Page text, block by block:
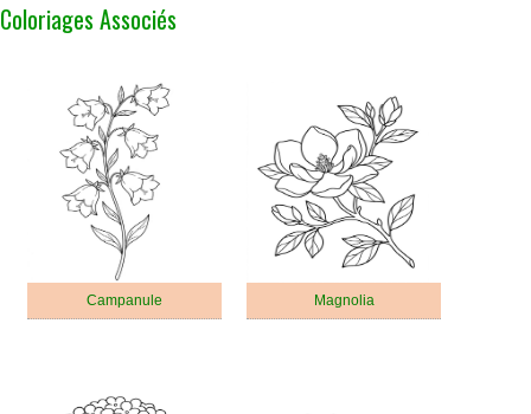
Coloriages Associés
Campanule Magnolia